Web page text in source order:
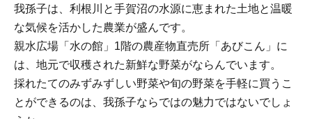
我孫子は、利根川と手賀沼の水源に恵まれた土地と温暖
な気候を活かした農業が盛んです。
親水広場「水の館」1階の農産物直売所「あびこん」に
は、地元で収穫された新鮮な野菜がならんでいます。
採れたてのみずみずしい野菜や旬の野菜を手軽に買うこ
とができるのは、我孫子ならではの魅力ではないでしょ